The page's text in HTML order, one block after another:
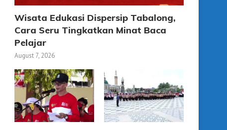
Wisata Edukasi Dispersip Tabalong,
Cara Seru Tingkatkan Minat Baca
Pelajar
August 7, 2026